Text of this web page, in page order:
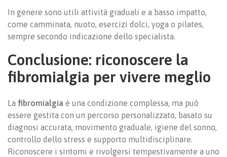
In genere sono utili attività graduali e a basso impatto,
come camminata, nuoto, esercizi dolci, yoga o pilates,
sempre secondo indicazione dello specialista.
Conclusione: riconoscere la
fibromialgia per vivere meglio
La fibromialgia è una condizione complessa, ma può
essere gestita con un percorso personalizzato, basato su
diagnosi accurata, movimento graduale, igiene del sonno,
controllo dello stress e supporto multidisciplinare.
Riconoscere i sintomi e rivolgersi tempestivamente a uno